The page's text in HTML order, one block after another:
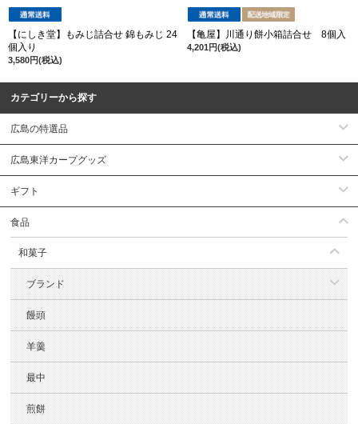
【にしき堂】もみじ詰合せ 錦もみじ 24
個入り
3,580円(税込)
【亀屋】川通り餅小箱詰合せ 8個入
4,201円(税込)
カテゴリーから探す
広島の特選品
広島東洋カープグッズ
ギフト
食品
和菓子
ブランド
饅頭
羊羹
最中
煎餅